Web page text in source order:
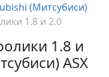
(Митсубиcи)
1.8 и 2.0
1.8 и
ASX